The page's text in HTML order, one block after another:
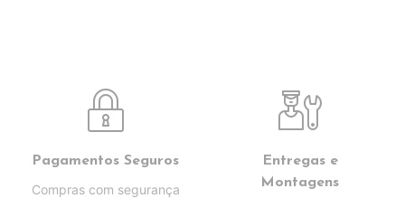
Pagamentos Seguros
Compras com segurança
Entregas e
Montagens